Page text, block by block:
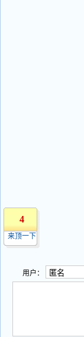
4
来顶一下
用户：